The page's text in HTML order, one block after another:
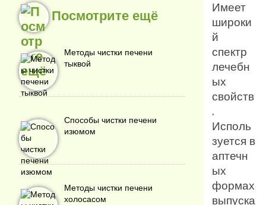
Посмотрите ещё
Методы чистки печени
тыквой
Способы чистки печени
изюмом
Методы чистки печени
холосасом
Имеет
широки
й
спектр
лечебн
ых
свойств
.
Исполь
зуется в
аптечн
ых
формах
выпуска